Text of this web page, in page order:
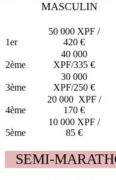
MASCULIN
1er
50 000 XPF /
420 €
2ème
40 000
XPF/335 €
3ème
30 000
XPF/250 €
4ème
20 000 XPF/
170 €
5ème
10 000 XPF /
85 €
SEMI-